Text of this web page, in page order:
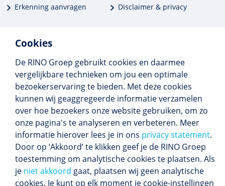
Cookies
De RINO Groep gebruikt cookies en daarmee
vergelijkbare technieken om jou een optimale
bezoekerservaring te bieden. Met deze cookies
kunnen wij geaggregeerde informatie verzamelen
over hoe bezoekers onze website gebruiken, om zo
onze pagina's te analyseren en verbeteren. Meer
informatie hierover lees je in ons privacy statement.
Door op ‘Akkoord’ te klikken geef je de RINO Groep
toestemming om analytische cookies te plaatsen. Als
je niet akkoord gaat, plaatsen wij geen analytische
cookies. Je kunt op elk moment je cookie-instellingen
Erkenning aanvragen
Disclaimer & privacy
Meer dan 250 opleidingen
Alle BIG-opleidingen in huis
Cedeo-erkend en CRKBO-geregistreerd
Gemiddelde beoordeling 8,4
Volg ons
Blijf op de hoogte van het (nieuwe) scholings­
aanbod en ons laatste nieuws.